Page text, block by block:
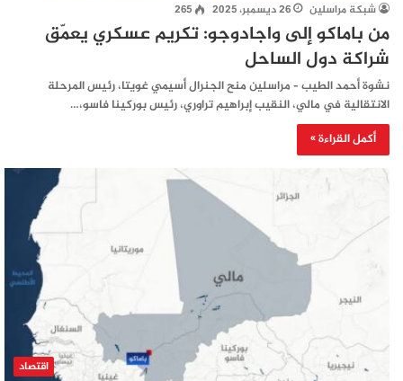
شبكة مراسلين 26 ديسمبر، 2025 265
من باماكو إلى واجادوجو: تكريم عسكري يعمّق
شراكة دول الساحل
نشوة أحمد الطيب – مراسلين منح الجنرال أسيمي غويتا، رئيس المرحلة
الانتقالية في مالي، النقيب إبراهيم تراوري، رئيس بوركينا فاسو،…
أكمل القراءة »
اقتصاد